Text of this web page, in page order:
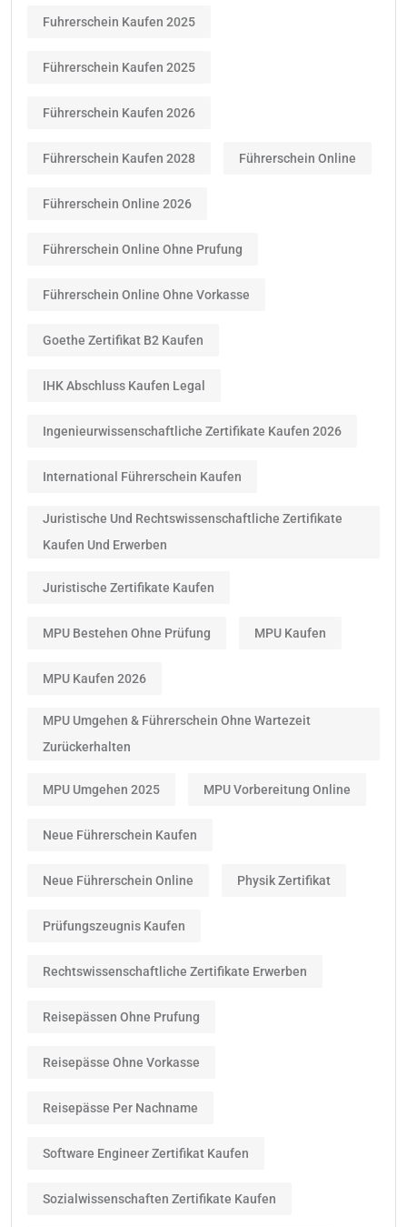
Fuhrerschein Kaufen 2025
Führerschein Kaufen 2025
Führerschein Kaufen 2026
Führerschein Kaufen 2028 Führerschein Online
Führerschein Online 2026
Führerschein Online Ohne Prufung
Führerschein Online Ohne Vorkasse
Goethe Zertifikat B2 Kaufen
IHK Abschluss Kaufen Legal
Ingenieurwissenschaftliche Zertifikate Kaufen 2026
International Führerschein Kaufen
Juristische Und Rechtswissenschaftliche Zertifikate
Kaufen Und Erwerben
Juristische Zertifikate Kaufen
MPU Bestehen Ohne Prüfung MPU Kaufen
MPU Kaufen 2026
MPU Umgehen & Führerschein Ohne Wartezeit
Zurückerhalten
MPU Umgehen 2025 MPU Vorbereitung Online
Neue Führerschein Kaufen
Neue Führerschein Online Physik Zertifikat
Prüfungszeugnis Kaufen
Rechtswissenschaftliche Zertifikate Erwerben
Reisepässen Ohne Prufung
Reisepässe Ohne Vorkasse
Reisepässe Per Nachname
Software Engineer Zertifikat Kaufen
Sozialwissenschaften Zertifikate Kaufen